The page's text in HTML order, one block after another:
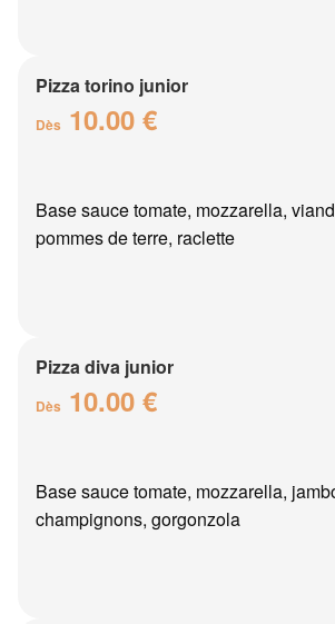
Pizza torino junior
Dès 10.00 €
Base sauce tomate, mozzarella,
pommes de terre, raclette
Pizza diva junior
Dès 10.00 €
Base sauce tomate, mozzarella,
champignons, gorgonzola